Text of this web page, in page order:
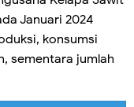
Januari 2024
konsumsi
sementara jumlah